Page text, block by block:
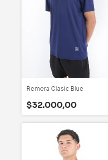
Remera Clasic Blue
$32.000,00